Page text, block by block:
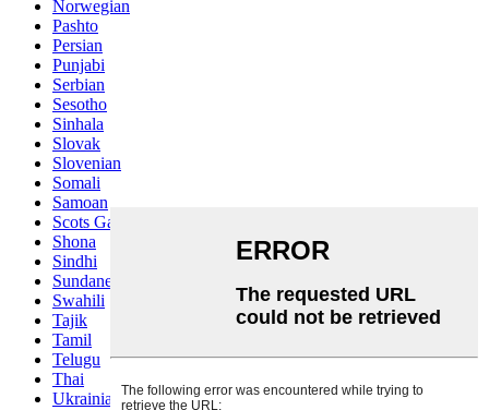
Norwegian
Pashto
Persian
Punjabi
Serbian
Sesotho
Sinhala
Slovak
Slovenian
Somali
Samoan
Scots Gaelic
Shona
Sindhi
Sundanese
Swahili
Tajik
Tamil
Telugu
Thai
Ukrainian